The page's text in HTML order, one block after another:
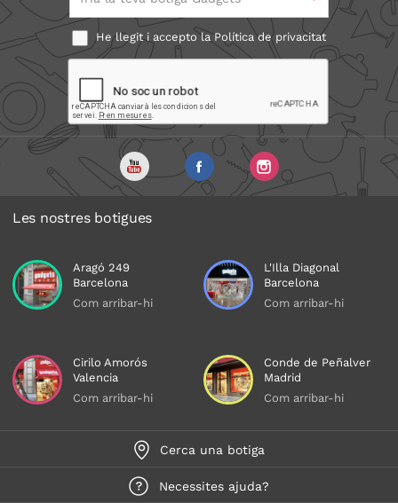
He llegit i accepto laPolítica de privacitat
Les nostres botigues
Aragó 249
Barcelona
Com arribar-hi
L'Illa Diagonal
Barcelona
Com arribar-hi
Cirilo Amorós
Valencia
Com arribar-hi
Conde de Peñalver
Madrid
Com arribar-hi
Cerca una botiga
Necessites ajuda?